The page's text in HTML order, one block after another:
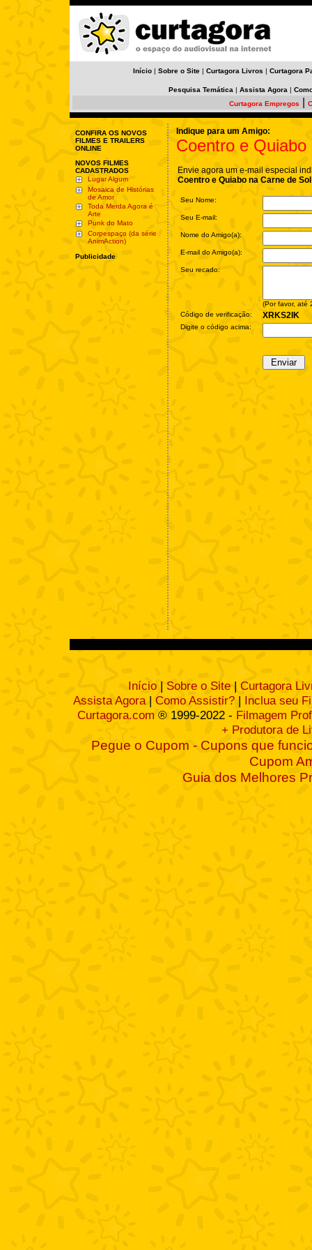
Início | Sobre o Site | Curtagora Livros | Curtagora
Pesquisa Temática | Assista Agora |
Curtagora Empregos
CONFIRA OS NOVOS
FILMES E TRAILERS
ONLINE
NOVOS FILMES
CADASTRADOS
Lugar Algum
Mosaica de Histórias
de Amor
Toda Merda Agora é
Arte
Punk do Mato
Corpespaço (da série
AnimAction)
Publicidade
Indique para um Amigo:
Coentro e
Envie agora um e-mail especial
Coentro e Quiabo na Carne de Sol
Seu Nome:
Seu E-mail:
Nome do Amigo(a):
E-mail do Amigo(a):
Seu recado:
(Por favor, até
Código de verificação:
XRKS2IK
Digite o código acima:
Início | Sobre o Site | Curtagora
Assista Agora| Como Assistir? | Inclua seu
Curtagora.com ® 1999-2022 - Filmagem
+ Produtora de
Pegue o Cupom - Cupons que
Cupom
Guia dos Melhores